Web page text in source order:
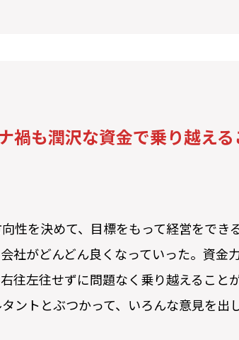
禍も潤沢な資金で乗り越える
性を決めて、目標をもって経営をでき
社がどんどん良くなっていった。資金
往左往せずに問題なく乗り越えること
ントとぶつかって、いろんな意見を出